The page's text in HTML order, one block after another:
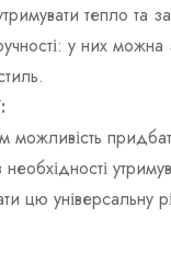
тепло та
у них
можливість
цю універсальну